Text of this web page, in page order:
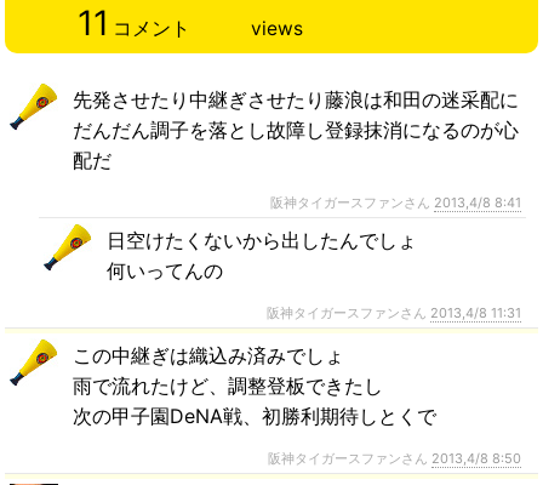
11 コメント views
先発させたり中継ぎさせたり藤浪は和田の迷采配に
だんだん調子を落とし故障し登録抹消になるのが心
配だ
阪神タイガースファンさん 2013,4/8 8:41
日空けたくないから出したんでしょ
何いってんの
阪神タイガースファンさん 2013,4/8 11:31
この中継ぎは織込み済みでしょ
雨で流れたけど、調整登板できたし
次の甲子園DeNA戦、初勝利期待しとくで
阪神タイガースファンさん 2013,4/8 8:50